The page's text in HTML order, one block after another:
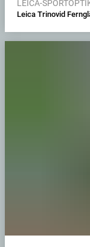
LEICA-
Leica Trinovid